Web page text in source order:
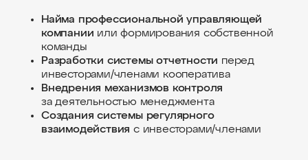
Найма профессиональной управляющей
компании или формирования собственной
команды
Разработки системы отчетности перед
инвесторами/членами кооператива
Внедрения механизмов контроля
за деятельностью менеджмента
Создания системы регулярного
взаимодействия с инвесторами/членами
Prefab-дома для бизнеса
Маркетинг, продажи для девелопера
Интерактивные презентации
АКТУАЛЬНЫЕ ПРОЕКТЫ
Все кейсы QVillage Сочи